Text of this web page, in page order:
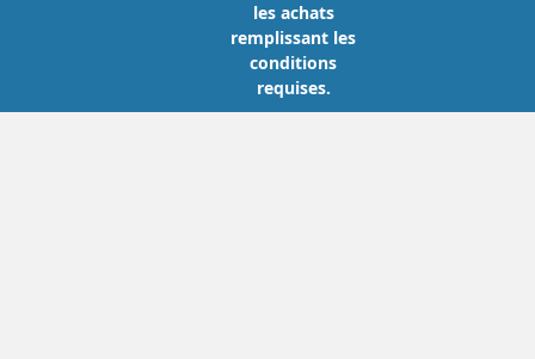
les achats
remplissant les
conditions
requises.